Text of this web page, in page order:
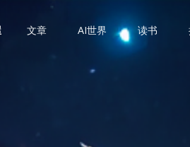
文章 AI世界 读书